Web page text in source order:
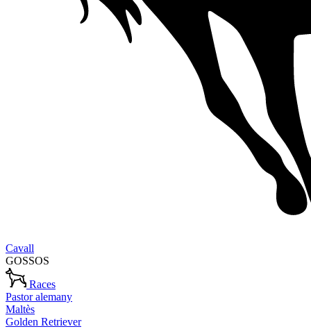
Cavall
GOSSOS
Races
Pastor alemany
Maltès
Golden Retriever